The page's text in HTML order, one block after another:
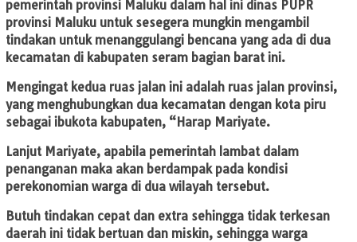
pemerintah provinsi Maluku dalam hal ini dinas PUPR
provinsi Maluku untuk sesegera mungkin mengambil
tindakan untuk menanggulangi bencana yang ada di dua
kecamatan di kabupaten seram bagian barat ini.
Mengingat kedua ruas jalan ini adalah ruas jalan provinsi,
yang menghubungkan dua kecamatan dengan kota piru
sebagai ibukota kabupaten, “Harap Mariyate.
Lanjut Mariyate, apabila pemerintah lambat dalam
penanganan maka akan berdampak pada kondisi
perekonomian warga di dua wilayah tersebut.
Butuh tindakan cepat dan extra sehingga tidak terkesan
daerah ini tidak bertuan dan miskin, sehingga warga